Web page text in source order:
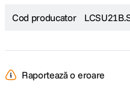
Cod producator
Raportează o eroare